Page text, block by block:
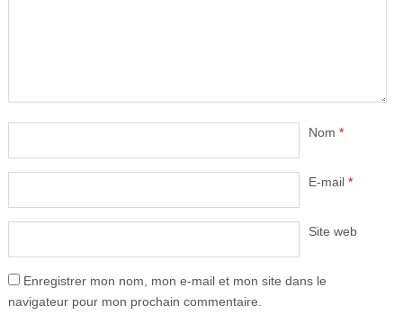
Nom *
E-mail *
Site web
Enregistrer mon nom, mon e-mail et mon site dans le
navigateur pour mon prochain commentaire.